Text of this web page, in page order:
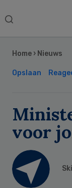
Search
Home › Nieuws
Opslaan
voor
Sidebar